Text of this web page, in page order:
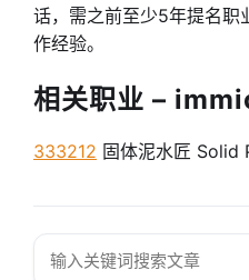
话，需之前至少5年提名职
作经验。
相关职业 –
333212 固体泥水匠 Solid
搜